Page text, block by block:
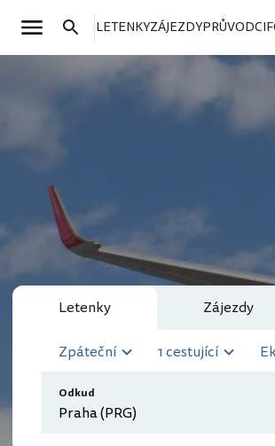
LETENKYZÁJEZDYPRŮVODCI
Letenky Zájezdy
Zpáteční 1 cestující
Odkud